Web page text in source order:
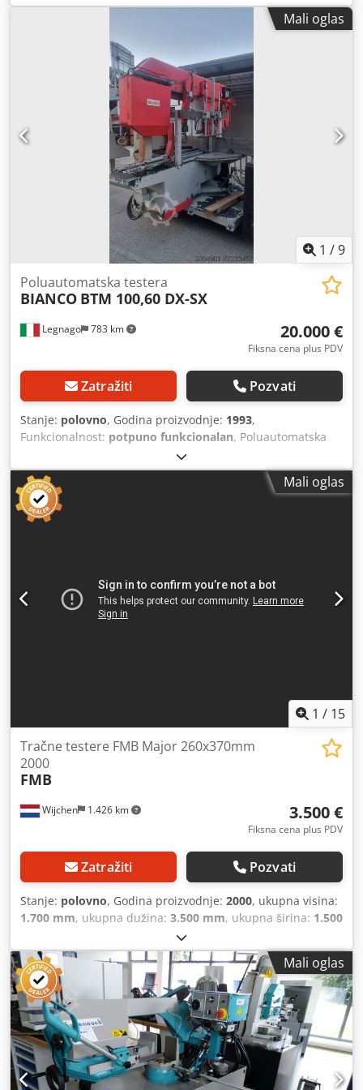
Dkjdpfx Aszh E Itji Ror
Mali oglas
1 /9
Legnago 783 km
Poluautomatska testera
BIANCO BTM 100,60 DX-SX
20.000 €
Fiksna cena plus PDV
Zatražiti Pozvati
Stanje: polovno, Godina proizvodnje: 1993,
Funkcionalnost: potpuno funkcionalan, Poluautomatska
polovna tračna testera, sa vertikalnim spuštanjem, sečenje
pod uglom 60° desno-levo, kapacitet 1000x600, BIANCO
BTM 100.60 dx-sx. Sečenje pod uglom 60° desno-levo,
kapacitet 1000x600, cena mašine u stanju "viđeno-
kupljeno", potrebna je revizija. Mogućnost potpune revizije
Mali oglas
1 / 15
Wijchen 1.426 km
Tračne testere FMB Major 260x370mm
2000
FMB
3.500 €
Fiksna cena plus PDV
Zatražiti Pozvati
Stanje: polovno, Godina proizvodnje: 2000, ukupna visina:
1.700 mm, ukupna dužina: 3.500 mm, ukupna širina: 1.500
, Boja: Siva Sopstvena težina: 900 kg - Godina
proizvodnje: 2000 - Dostupna dokumentacija: Ne Dkjdpfjzl
Snhex Ai Rsr - Prisutna CE oznaka: Da - Prisutan CE
sertifikat: Ne - Serijski broj: B02317 - Upravljanje:
Konvencionalno - Tip testere: Poluautomatska -
Horizontalno/Vertikalno: Horizontalno - Prisutna funkcija za
košenje pod uglom: Da - Kapacitet sečenja kružnih profila
pri 90° [mm]: 260 - Kapacitet sečenja kružnih profila pri
45° [mm]: 260 - Kapacitet sečenja kružnih profila [mm]:
Mali oglas